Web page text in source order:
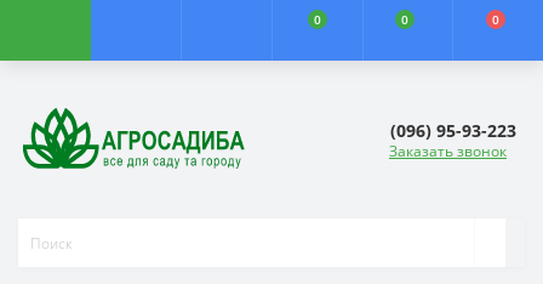
0 0 0
(096) 95-93-223
Заказать звонок